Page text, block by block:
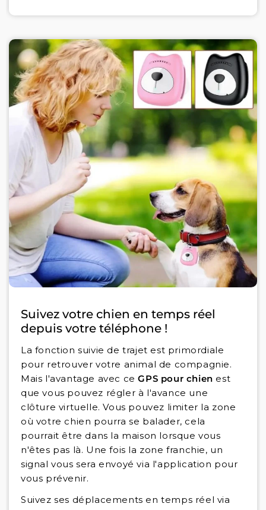
Suivez votre chien en temps réel
depuis votre téléphone !
La fonction suivie de trajet est primordiale
pour retrouver votre animal de compagnie.
Mais l'avantage avec ceGPS pour chien est
que vous pouvez régler à l'avance une
clôture virtuelle. Vous pouvez limiter la zone
où votre chien pourra se balader, cela
pourrait être dans la maison lorsque vous
n'êtes pas là. Une fois la zone franchie, un
signal vous sera envoyé via l'application pour
vous prévenir.
Suivez ses déplacements en temps réel via